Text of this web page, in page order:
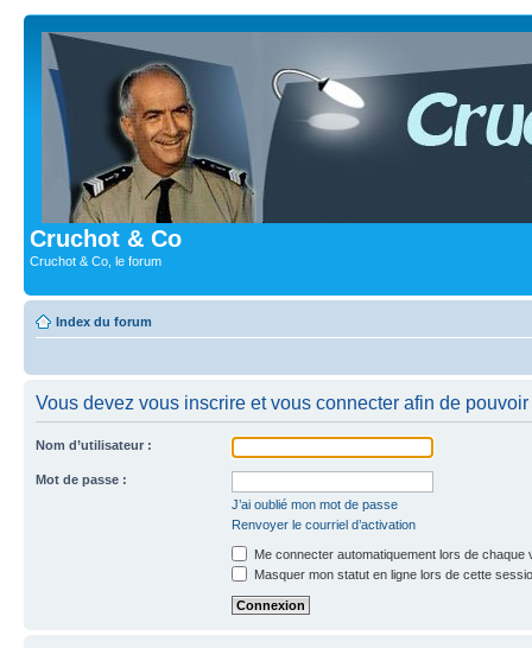
Cruchot & Co
Cruchot & Co, le forum
Index du forum
Vous devez vous inscrire et vous connecter afin de
Nom d’utilisateur :
Mot de passe :
J’ai oublié mon mot de passe
Renvoyer le courriel d’activation
Me connecter automatiquement lors de chaque
Masquer mon statut en ligne lors de cette